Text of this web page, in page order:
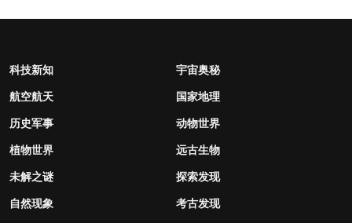
科技新知
宇宙奥秘
航空航天
国家地理
历史军事
动物世界
植物世界
远古生物
未解之谜
探索发现
自然现象
考古发现